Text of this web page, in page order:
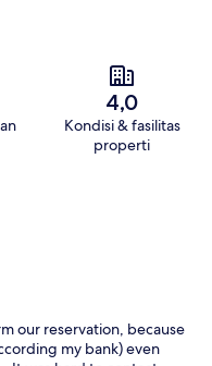
4,0
Kondisi & fasilitas
properti
our reservation, because
my bank) even